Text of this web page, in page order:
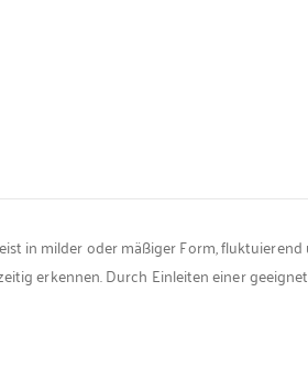
in milder oder mäßiger Form,
erkennen. Durch Einleiten einer